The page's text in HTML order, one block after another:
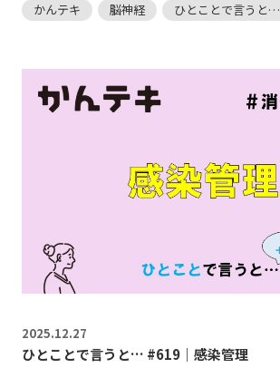
かんテキ 脳神経 ひとことで言うと…
2025.12.27
ひとことで言うと… #619｜感染管理